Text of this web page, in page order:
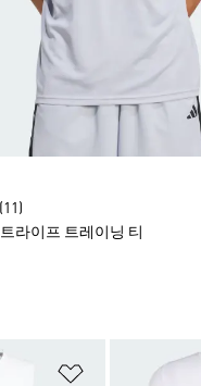
위시리스트 담
(11)
라이프 트레이닝 티